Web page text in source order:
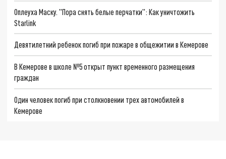
Оплеуха Маску. "Пора снять белые перчатки": Как уничтожить
Starlink
Девятилетний ребенок погиб при пожаре в общежитии в Кемерове
В Кемерове в школе №5 открыт пункт временного размещения
граждан
Один человек погиб при столкновении трех автомобилей в
Кемерове